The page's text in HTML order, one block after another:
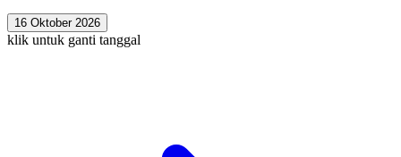
16 Oktober 2026
klik untuk ganti tanggal